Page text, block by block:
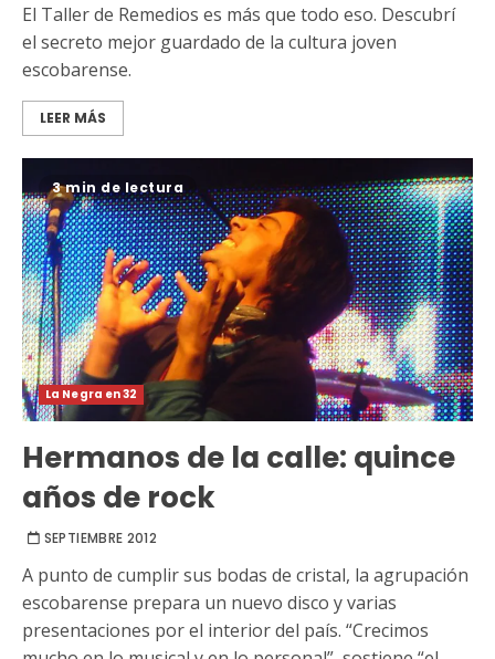
El Taller de Remedios es más que todo eso. Descubrí
el secreto mejor guardado de la cultura joven
escobarense.
LEER MÁS
3 min de lectura
La Negra en 32
Hermanos de la calle: quince
años de rock
SEPTIEMBRE 2012
A punto de cumplir sus bodas de cristal, la agrupación
escobarense prepara un nuevo disco y varias
presentaciones por el interior del país. “Crecimos